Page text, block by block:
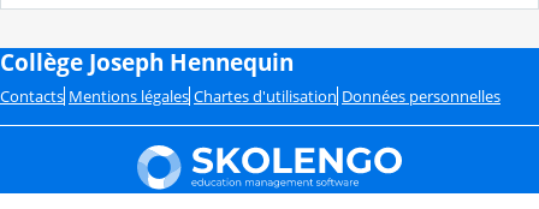
Collège Joseph Hennequin
Contacts Mentions légales Chartes d'utilisation Données personnelles